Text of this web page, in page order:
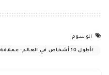
الوسوم
أطول 10 أشخاص في العالم: عملاقة البشر وقصصهم المدهشة